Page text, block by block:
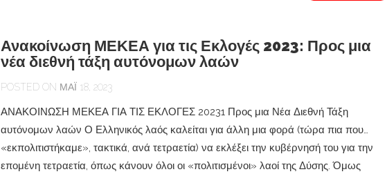
Ανακοίνωση ΜΕΚΕΑ για τις Εκλογές 2023: Προς μια
νέα διεθνή τάξη αυτόνομων λαών
POSTED ON ΜΆΙ 18, 2023
ΑΝΑΚΟΙΝΩΣΗ ΜΕΚΕΑ ΓΙΑ ΤΙΣ ΕΚΛΟΓΕΣ 20231 Προς μια Νέα Διεθνή Τάξη
αυτόνομων λαών Ο Ελληνικός λαός καλείται για άλλη μια φορά (τώρα πια που…
«εκπολιτιστήκαμε», τακτικά, ανά τετραετία) να εκλέξει την κυβέρνησή του για την
επομένη τετραετία, όπως κάνουν όλοι οι «πολιτισμένοι» λαοί της Δύσης. Όμως